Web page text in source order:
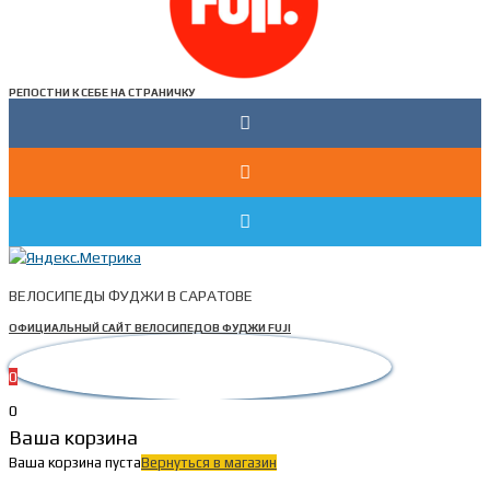
РЕПОСТНИ К СЕБЕ НА СТРАНИЧКУ
ВЕЛОСИПЕДЫ ФУДЖИ В САРАТОВЕ
ОФИЦИАЛЬНЫЙ САЙТ ВЕЛОСИПЕДОВ ФУДЖИ FUJI
0
0
Ваша корзина
Ваша корзина пустаВернуться в магазин